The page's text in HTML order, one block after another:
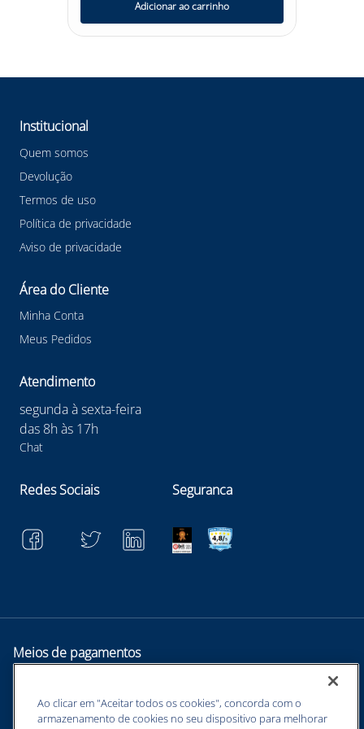
Adicionar ao carrinho
Institucional
Quem somos
Devolução
Termos de uso
Política de privacidade
Aviso de privacidade
Área do Cliente
Minha Conta
Meus Pedidos
Atendimento
segunda à sexta-feira
das 8h às 17h
Chat
Redes Sociais Seguranca
Meios de pagamentos
Ao clicar em "Aceitar todos os cookies", concorda com o
armazenamento de cookies no seu dispositivo para melhorar